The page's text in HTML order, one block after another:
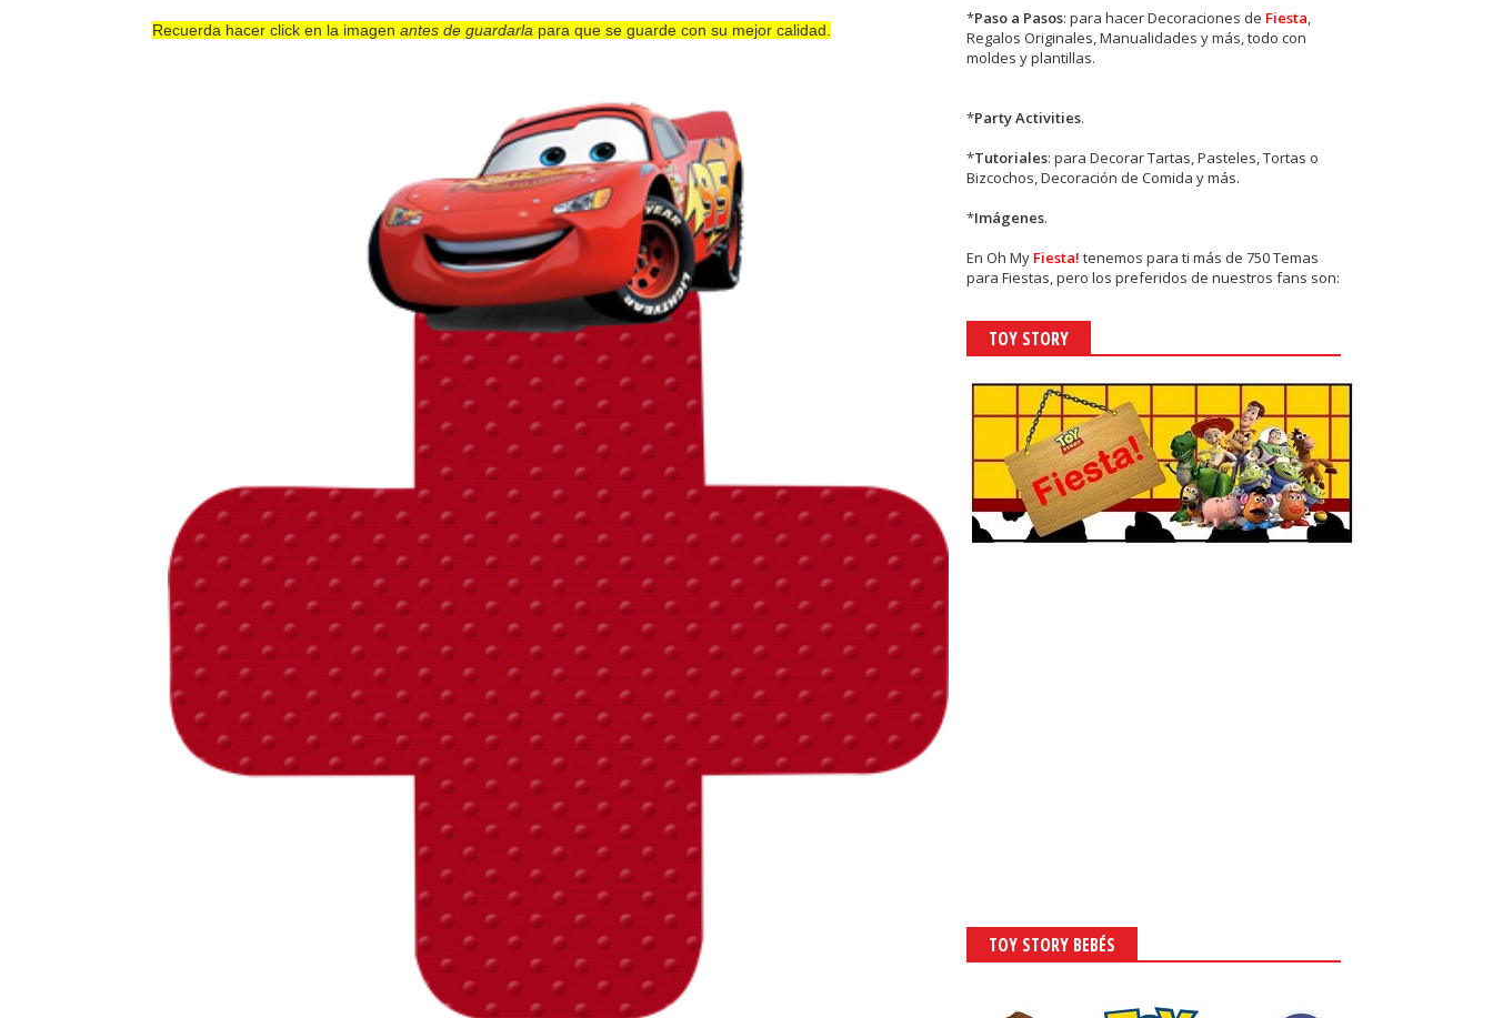
Recuerda hacer click en la imagen antes de guardarla para que se guarde con su mejor calidad.
*Paso a Pasos: para hacer Decoraciones de Fiesta,
Regalos Originales, Manualidades y más, todo con
moldes y plantillas.
*Party Activities.
*Tutoriales: para Decorar Tartas, Pasteles, Tortas o
Bizcochos, Decoración de Comida y más.
*Imágenes.
EnOh My Fiesta! tenemos para ti más de 750 Temas
para Fiestas, pero los preferidos de nuestros fans son:
TOY STORY
TOY STORY BEBÉS